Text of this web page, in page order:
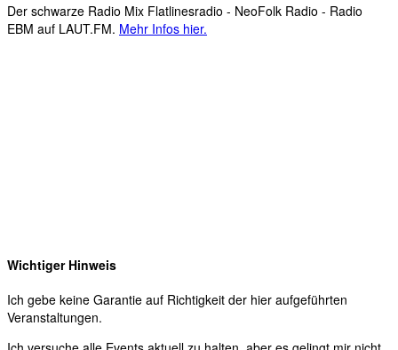
Der schwarze Radio Mix Flatlinesradio - NeoFolk Radio - Radio
EBM auf LAUT.FM. Mehr Infos hier.
Wichtiger Hinweis
Ich gebe keine Garantie auf Richtigkeit der hier aufgeführten
Veranstaltungen.